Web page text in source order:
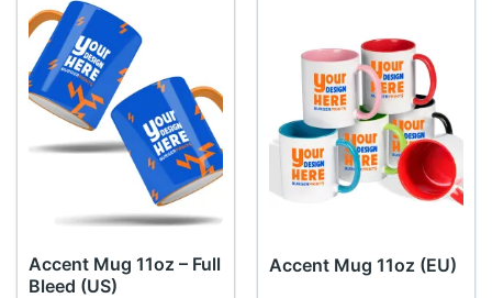
Accent Mug 11oz – Full
Bleed (US)
Accent Mug 11oz (EU)